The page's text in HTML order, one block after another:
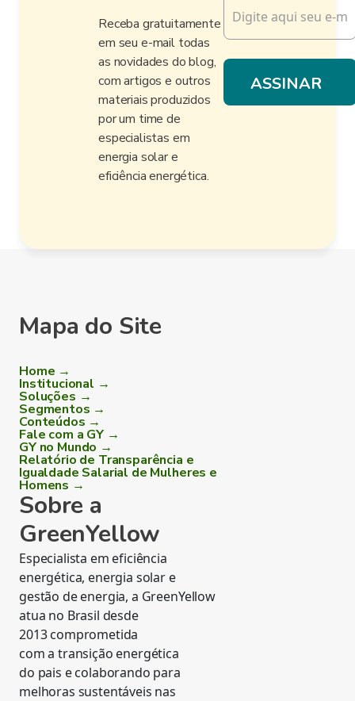
Receba gratuitamente
em seu e-mail todas
as novidades do blog,
com artigos e outros
materiais produzidos
por um time de
especialistas em
energia solar e
eficiência energética.
Mapa do Site
Home →
Institucional →
Soluções →
Segmentos →
Conteúdos →
Fale com a GY →
GY no Mundo →
Relatório de Transparência e
Igualdade Salarial de Mulheres e
Homens →
Sobre a
GreenYellow
Especialista em eficiência
energética, energia solar e
gestão de energia, a GreenYellow
atua no Brasil desde
2013 comprometida
com a transição energética
do pais e colaborando para
melhoras sustentáveis nas